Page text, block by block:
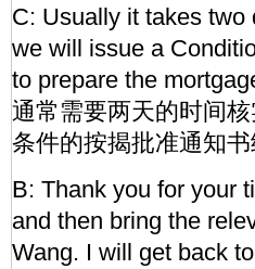
C: Usually it takes two
we will issue a
to prepare the
通常需要两天的时间
条件的按揭批准通知
B: Thank you for your
and then bring the
Wang. I will get back